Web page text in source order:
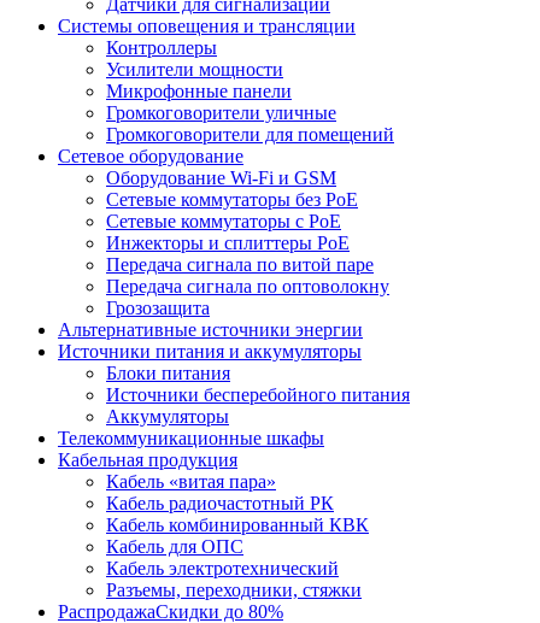
Системы оповещения и трансляции
Контроллеры
Усилители мощности
Микрофонные панели
Громкоговорители уличные
Громкоговорители для помещений
Сетевое оборудование
Оборудование Wi-Fi и GSM
Сетевые коммутаторы без PoE
Сетевые коммутаторы с PoE
Инжекторы и сплиттеры PoE
Передача сигнала по витой паре
Передача сигнала по оптоволокну
Грозозащита
Альтернативные источники энергии
Источники питания и аккумуляторы
Блоки питания
Источники бесперебойного питания
Аккумуляторы
Телекоммуникационные шкафы
Кабельная продукция
Кабель «витая пара»
Кабель радиочастотный РК
Кабель комбинированный КВК
Кабель для ОПС
Кабель электротехнический
Разъемы, переходники, стяжки
РаспродажаСкидки до 80%